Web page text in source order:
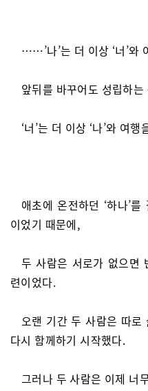
……’나’는 더 이상 ‘너’와
앞뒤를 바꾸어도 성립하
‘너’는 더 이상 ‘나’와 여
애초에 온전하던 ‘하나’
이었기 때문에,
두 사람은 서로가 없으면
련이었다.
오랜 기간 두 사람은 따로
다시 함께하기 시작했다.
그러나 두 사람은 이제 너